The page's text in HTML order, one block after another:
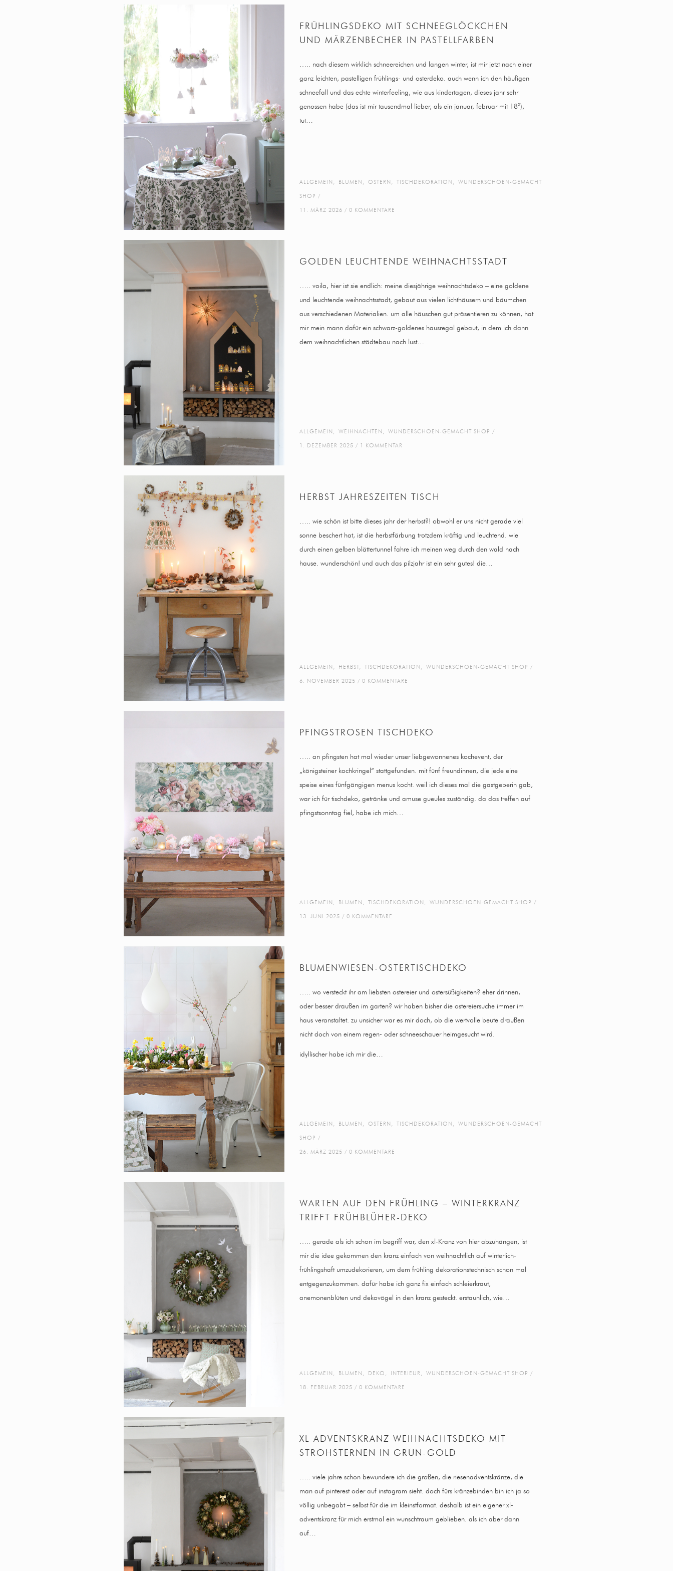
FRÜHLINGSDEKO MIT SCHNEEGLÖCKCHEN
UND MÄRZENBECHER IN PASTELLFARBEN
….. nach diesem wirklich schneereichen und langen winter, ist mir jetzt nach einer
ganz leichten, pastelligen frühlings- und osterdeko. auch wenn ich den häufigen
schneefall und das echte winterfeeling, wie aus kindertagen, dieses jahr sehr
genossen habe (das ist mir tausendmal lieber, als ein januar, februar mit 18°),
tut…
ALLGEMEIN BLUMEN OSTERN TISCHDEKORATION WUNDERSCHOEN-GEMACHT
SHOP
11. MÄRZ 2026 0 KOMMENTARE
GOLDEN LEUCHTENDE WEIHNACHTSSTADT
….. voila, hier ist sie endlich: meine diesjährige weihnachtsdeko – eine goldene
und leuchtende weihnachtsstadt, gebaut aus vielen lichthäusern und bäumchen
aus verschiedenen Materialien. um alle häuschen gut präsentieren zu können, hat
mir mein mann dafür ein schwarz-goldenes hausregal gebaut, in dem ich dann
dem weihnachtlichen städtebau nach lust…
ALLGEMEIN WEIHNACHTEN WUNDERSCHOEN-GEMACHT SHOP
1. DEZEMBER 2025 1 KOMMENTAR
HERBST JAHRESZEITEN TISCH
….. wie schön ist bitte dieses jahr der herbst?! obwohl er uns nicht gerade viel
sonne beschert hat, ist die herbstfärbung trotzdem kräftig und leuchtend. wie
durch einen gelben blättertunnel fahre ich meinen weg durch den wald nach
hause. wunderschön! und auch das pilzjahr ist ein sehr gutes! die…
ALLGEMEIN HERBST TISCHDEKORATION WUNDERSCHOEN-GEMACHT SHOP
6. NOVEMBER 2025 0 KOMMENTARE
PFINGSTROSEN TISCHDEKO
….. an pfingsten hat mal wieder unser liebgewonnenes kochevent, der
„königsteiner kochkringel“ stattgefunden. mit fünf freundinnen, die jede eine
speise eines fünfgängigen menus kocht. weil ich dieses mal die gastgeberin gab,
war ich für tischdeko, getränke und amuse gueules zuständig. da das treffen auf
pfingstsonntag fiel, habe ich mich…
ALLGEMEIN BLUMEN TISCHDEKORATION WUNDERSCHOEN-GEMACHT SHOP
13. JUNI 2025 0 KOMMENTARE
BLUMENWIESEN-OSTERTISCHDEKO
….. wo versteckt ihr am liebsten ostereier und ostersüßigkeiten? eher drinnen,
oder besser draußen im garten? wir haben bisher die ostereiersuche immer im
haus veranstaltet. zu unsicher war es mir doch, ob die wertvolle beute draußen
nicht doch von einem regen- oder schneeschauer heimgesucht wird.
idyllischer habe ich mir die…
ALLGEMEIN BLUMEN OSTERN TISCHDEKORATION WUNDERSCHOEN-GEMACHT
SHOP
26. MÄRZ 2025 0 KOMMENTARE
WARTEN AUF DEN FRÜHLING – WINTERKRANZ
TRIFFT FRÜHBLÜHER-DEKO
….. gerade als ich schon im begriff war, den xl-Kranz von hier abzuhängen, ist
mir die idee gekommen den kranz einfach von weihnachtlich auf winterlich-
frühlingshaft umzudekorieren, um dem frühling dekorationstechnisch schon mal
entgegenzukommen. dafür habe ich ganz fix einfach schleierkraut,
anemonenblüten und dekovögel in den kranz gesteckt. erstaunlich, wie…
ALLGEMEIN BLUMEN DEKO INTERIEUR WUNDERSCHOEN-GEMACHT SHOP
18. FEBRUAR 2025 0 KOMMENTARE
XL-ADVENTSKRANZ WEIHNACHTSDEKO MIT
STROHSTERNEN IN GRÜN-GOLD
….. viele jahre schon bewundere ich die großen, die riesenadventskränze, die
man auf pinterest oder auf instagram sieht. doch fürs kränzebinden bin ich ja so
völlig unbegabt – selbst für die im kleinstformat. deshalb ist ein eigener xl-
adventskranz für mich erstmal ein wunschtraum geblieben. als ich aber dann
auf…